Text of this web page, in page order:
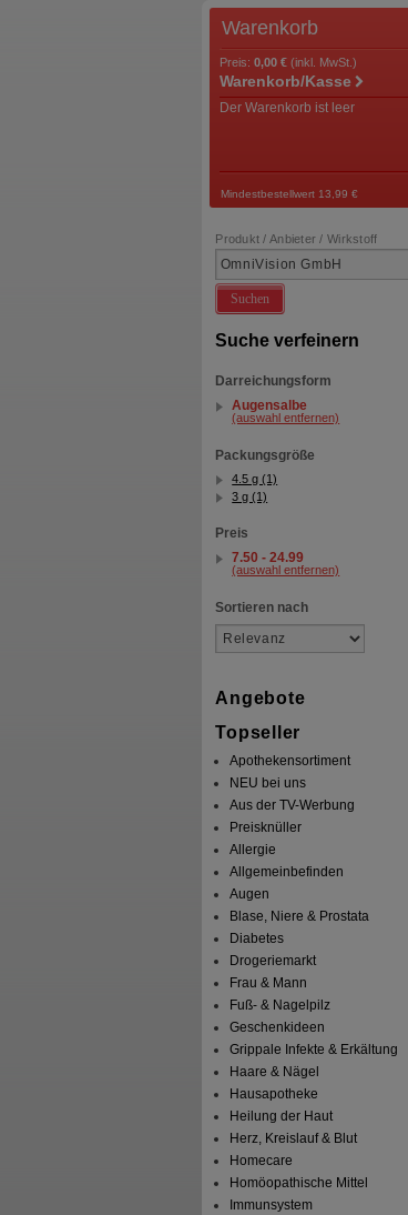
Warenkorb
Preis: 0,00 € (inkl. MwSt.)
Warenkorb/Kasse
Der Warenkorb ist leer
Mindestbestellwert 13,99 €
Produkt / Anbieter / Wirkstoff
Suchen
Suche verfeinern
Darreichungsform
Augensalbe
(auswahl entfernen)
Packungsgröße
4.5 g (1)
3 g (1)
Preis
7.50 - 24.99
(auswahl entfernen)
Sortieren nach
Angebote
Topseller
Apothekensortiment
NEU bei uns
Aus der TV-Werbung
Preisknüller
Allergie
Allgemeinbefinden
Augen
Blase, Niere & Prostata
Diabetes
Drogeriemarkt
Frau & Mann
Fuß- & Nagelpilz
Geschenkideen
Grippale Infekte & Erkältung
Haare & Nägel
Hausapotheke
Heilung der Haut
Herz, Kreislauf & Blut
Homecare
Homöopathische Mittel
Immunsystem